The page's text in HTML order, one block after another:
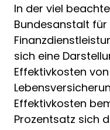
In der viel
Bundesanstalt für
sich eine
Effektivkosten von
Effektivkosten
Prozentsatz sich